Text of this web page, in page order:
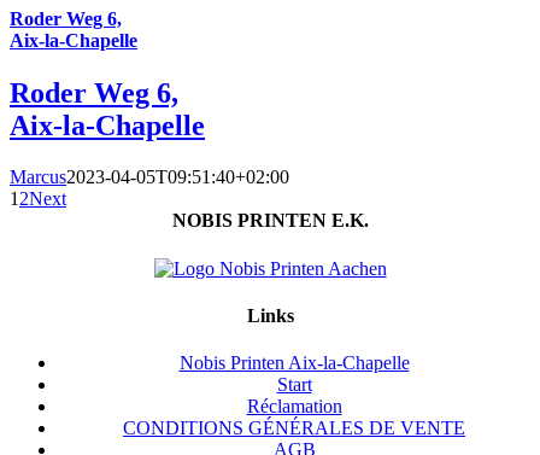
Roder Weg 6,
Aix-la-Chapelle
Roder Weg 6,
Aix-la-Chapelle
Marcus2023-04-05T09:51:40+02:00
1 2Next
NOBIS PRINTEN E.K.
Links
Nobis Printen Aix-la-Chapelle
Start
Réclamation
CONDITIONS GÉNÉRALES DE VENTE
AGB